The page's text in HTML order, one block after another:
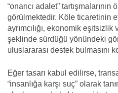
“onarıcı adalet”
görülmektedir. Köle ticaretinin
ayrımcılığı, ekonomik
şeklinde sürdüğü yönündeki
uluslararası destek bulmasını
Eğer tasarı kabul edilirse,
“insanlığa karşı suç” olarak